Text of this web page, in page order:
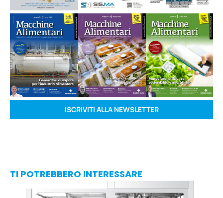
ISCRIVITI ALLA NEWSLETTER
TI POTREBBERO INTERESSARE